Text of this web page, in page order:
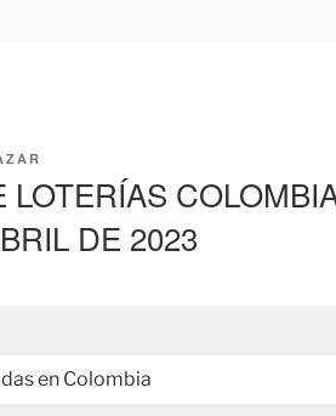
LOTERÍAS
DE 2023
en Colombia